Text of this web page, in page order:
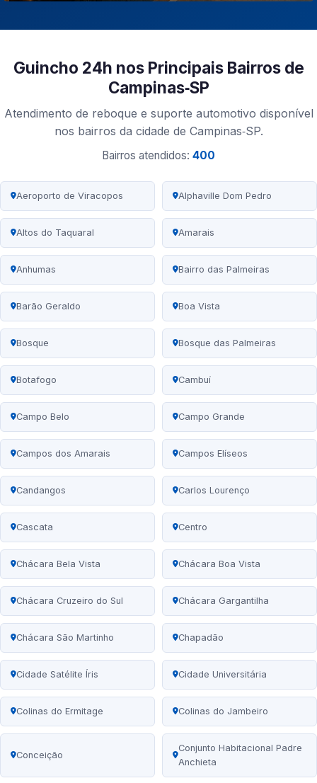
Guincho 24h nos Principais Bairros de
Campinas‑SP
Atendimento de reboque e suporte automotivo disponível
nos bairros da cidade de Campinas‑SP.
Bairros atendidos: 400
Aeroporto de Viracopos Alphaville Dom Pedro
Altos do Taquaral Amarais
Anhumas Bairro das Palmeiras
Barão Geraldo Boa Vista
Bosque Bosque das Palmeiras
Botafogo Cambuí
Campo Belo Campo Grande
Campos dos Amarais Campos Elíseos
Candangos Carlos Lourenço
Cascata Centro
Chácara Bela Vista Chácara Boa Vista
Chácara Cruzeiro do Sul Chácara Gargantilha
Chácara São Martinho Chapadão
Cidade Satélite Íris Cidade Universitária
Colinas do Ermitage Colinas do Jambeiro
Conceição
Conjunto Habitacional Padre
Anchieta